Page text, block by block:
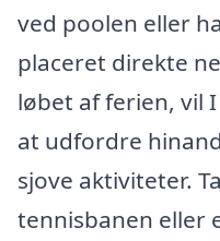
ved poolen eller
placeret direkte
løbet af ferien, vil
at udfordre
sjove aktiviteter.
tennisbanen eller